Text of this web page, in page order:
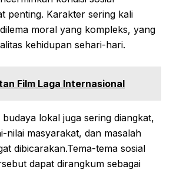
penting. Karakter sering kali
moral yang kompleks, yang
kehidupan sehari-hari.
Film Laga Internasional
lokal juga sering diangkat,
nilai masyarakat, dan masalah
dibicarakan.Tema-tema sosial
dapat dirangkum sebagai